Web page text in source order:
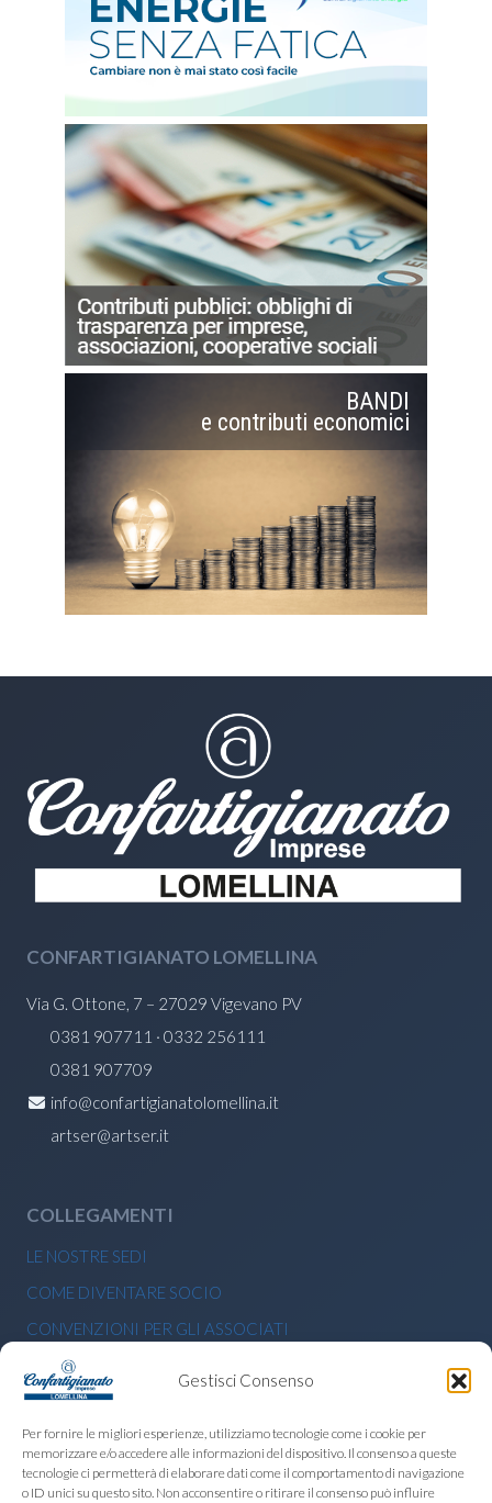
Gestisci Consenso
Per fornire le migliori esperienze, utilizziamo tecnologie come i cookie per
memorizzare e/o accedere alle informazioni del dispositivo. Il consenso a queste
tecnologie ci permetterà di elaborare dati come il comportamento di navigazione
o ID unici su questo sito. Non acconsentire o ritirare il consenso può influire
BANDI
e contributi economici
CONFARTIGIANATO LOMELLINA
Via G. Ottone, 7 – 27029 Vigevano PV
0381 907711 · 0332 256111
0381 907709
info@confartigianatolomellina.it
artser@artser.it
COLLEGAMENTI
LE NOSTRE SEDI
COME DIVENTARE SOCIO
CONVENZIONI PER GLI ASSOCIATI
BANDI E CONTRIBUTI ECONOMICI
PRIVACY POLICY
CERCA NEL SITO